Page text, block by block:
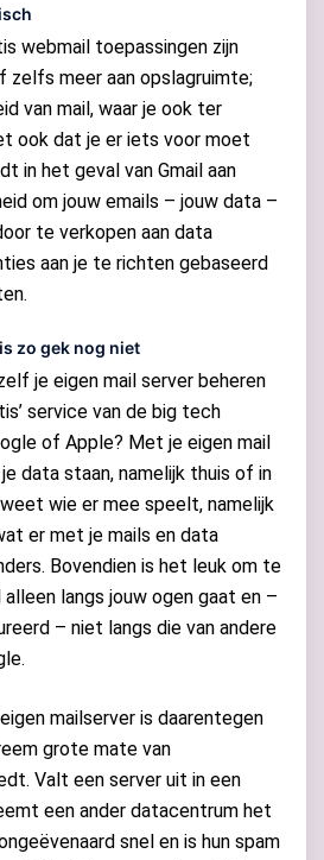
webmail toepassingen zijn
zelfs meer aan opslagruimte;
van mail, waar je ook ter
ook dat je er iets voor moet
in het geval van Gmail aan
om jouw emails – jouw data –
te verkopen aan data
aan je te richten gebaseerd
zo gek nog niet
je eigen mail server beheren
service van de big tech
of Apple? Met je eigen mail
data staan, namelijk thuis of in
wie er mee speelt, namelijk
er met je mails en data
Bovendien is het leuk om te
langs jouw ogen gaat en –
– niet langs die van andere
mailserver is daarentegen
grote mate van
Valt een server uit in een
een ander datacentrum het
snel en is hun spam